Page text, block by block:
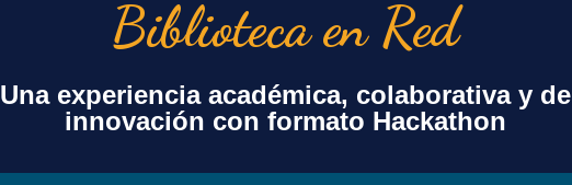
Biblioteca en Red
Una experiencia académica, colaborativa y de
innovación con formato Hackathon